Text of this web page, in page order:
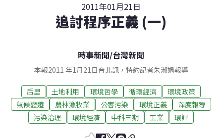
2011年01月21日
追討程序正義 (一)
時事新聞/台灣新聞
本報2011 年1月21日台北訊，特約記者朱淑娟報導
后里 土地利用 環境哲學 循環經濟
環境政策
氣候變遷
農林漁牧業 公害污染 環境正義
深度報導
污染治理
環境經濟 中科三期 工業 環評